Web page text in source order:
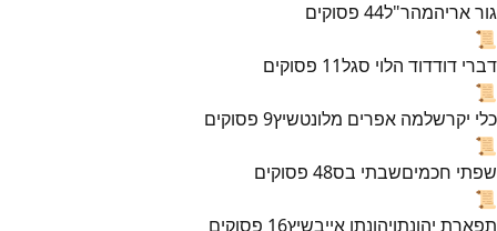
גור אריהמהר"ל44 פסוקים
📜
דברי דודדוד הלוי סגל11 פסוקים
📜
כלי יקרשלמה אפרים מלונטשיץ9 פסוקים
📜
שפתי חכמיםשבתי בס48 פסוקים
📜
תפארת יהונתןיהונתן אייבשיץ16 פסוקים